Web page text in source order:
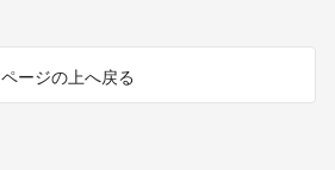
ページの上へ戻る